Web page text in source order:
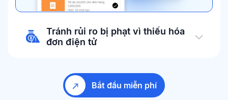
Tránh rủi ro bị phạt vì thiếu hóa
đơn điện tử
Bắt đầu miễn phí